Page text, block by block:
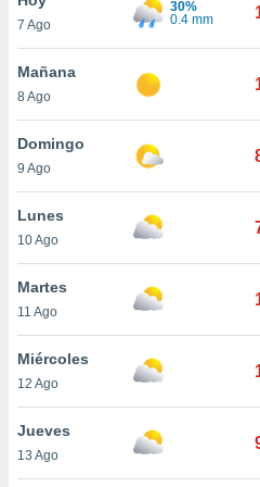
y
en
más
de
7 Ago
30%
0.4 mm
Mañana
8 Ago
Domingo
9 Ago
Lunes
10 Ago
Martes
11 Ago
Miércoles
12 Ago
Jueves
13 Ago